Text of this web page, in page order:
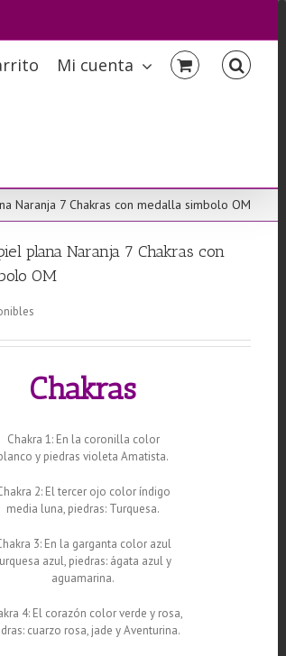
Mi cuenta
Naranja 7 Chakras con medalla simbolo OM
plana Naranja 7 Chakras con
OM
Chakras
Chakra 1: En la coronilla color
y piedras violeta Amatista.
2: El tercer ojo color índigo
media luna, piedras: Turquesa.
3: En la garganta color azul
azul, piedras: ágata azul y
aguamarina.
4: El corazón color verde y rosa,
cuarzo rosa, jade y Aventurina.